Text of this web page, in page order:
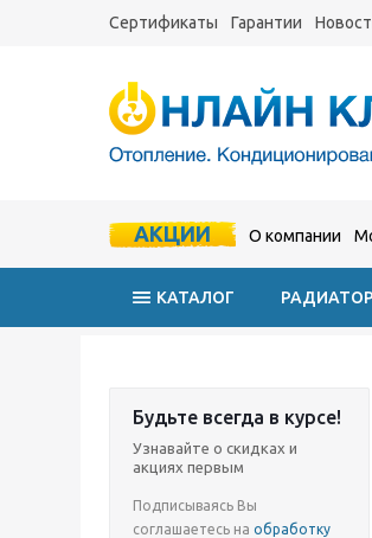
Сертификаты Гарантии
АКЦИИ О компании
КАТАЛОГ
Будьте всегда в курсе!
Узнавайте о скидках и
акциях первым
Подписываясь Вы
соглашаетесь на обработку